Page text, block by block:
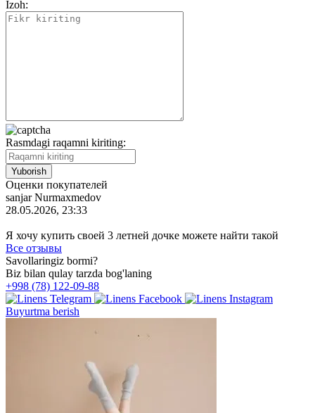
Izoh:
Rasmdagi raqamni kiriting:
Оценки покупателей
sanjar Nurmaxmedov
28.05.2026, 23:33
Я хочу купить своей 3 летней дочке можете найти такой
Все отзывы
Savollaringiz bormi?
Biz bilan qulay tarzda bog'laning
+998 (78) 122-09-88
Buyurtma berish